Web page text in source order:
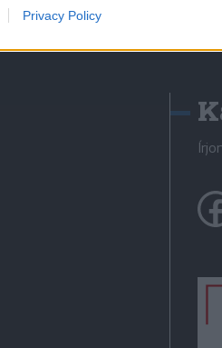
Privacy Policy